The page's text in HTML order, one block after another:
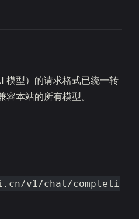
模型）的请求格式已统一转
本站的所有模型。
v1/chat/completi